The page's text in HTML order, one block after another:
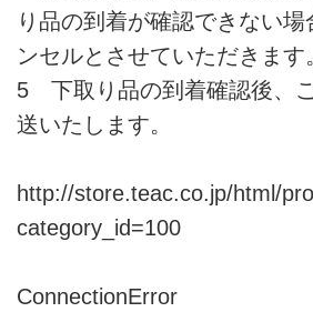
り品の到着が確認できない場
ンセルとさせていただきます
5 下取り品の到着確認後、
送いたします。
http://store.teac.co.jp/html/
category_id=100
ConnectionError